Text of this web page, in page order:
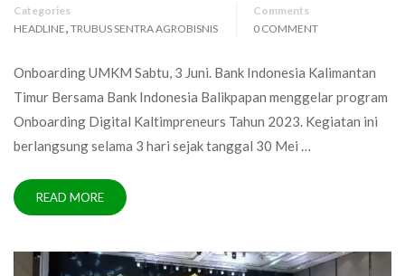
Categories
HEADLINE, TRUBUS SENTRA AGROBISNIS
Comments
0 COMMENT
Onboarding UMKM Sabtu, 3 Juni. Bank Indonesia Kalimantan
Timur Bersama Bank Indonesia Balikpapan menggelar program
Onboarding Digital Kaltimpreneurs Tahun 2023. Kegiatan ini
berlangsung selama 3 hari sejak tanggal 30 Mei …
READ MORE